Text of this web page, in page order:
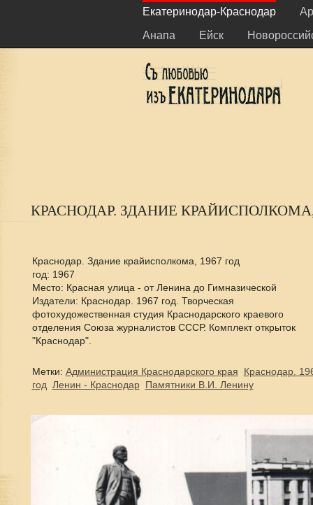
Екатеринодар-Краснодар
Анапа
Ейск
КРАСНОДАР. ЗДАНИЕ КРАЙИСПОЛКОМА,
Краснодар. Здание крайисполкома, 1967 год
год: 1967
Место: Красная улица - от Ленина до Гимназической
Издатели: Краснодар. 1967 год. Творческая
фотохудожественная студия Краснодарского краевого
отделения Союза журналистов СССР. Комплект открыток
"Краснодар".
Метки: Администрация Краснодарского края
Краснодар.
год Ленин - Краснодар Памятники В.И. Ленину